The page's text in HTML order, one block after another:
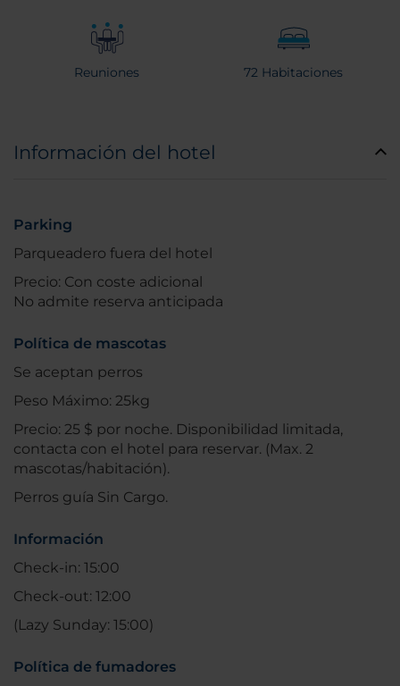
Reuniones 72 Habitaciones
Información del hotel
Parking
Parqueadero fuera del hotel
Precio: Con coste adicional
No admite reserva anticipada
Política de mascotas
Se aceptan perros
Peso Máximo: 25kg
Precio: 25 $ por noche. Disponibilidad limitada,
contacta con el hotel para reservar. (Max. 2
mascotas/habitación).
Perros guía Sin Cargo.
Información
Check-in: 15:00
Check-out: 12:00
(Lazy Sunday: 15:00)
Política de fumadores